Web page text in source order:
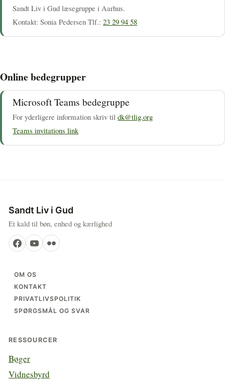
Sandt Liv i Gud læsegruppe i Aarhus.
Kontakt: Sonia Pedersen Tlf.:23 29 94 58
Online bedegrupper
Microsoft Teams bedegruppe
For yderligere information skriv tildk@tlig.org
Teams invitations link
Sandt Liv i Gud
Et kald til bøn, enhed og kærlighed
OM OS
KONTAKT
PRIVATLIVSPOLITIK
SPØRGSMÅL OG SVAR
RESSOURCER
Bøger
Vidnesbyrd